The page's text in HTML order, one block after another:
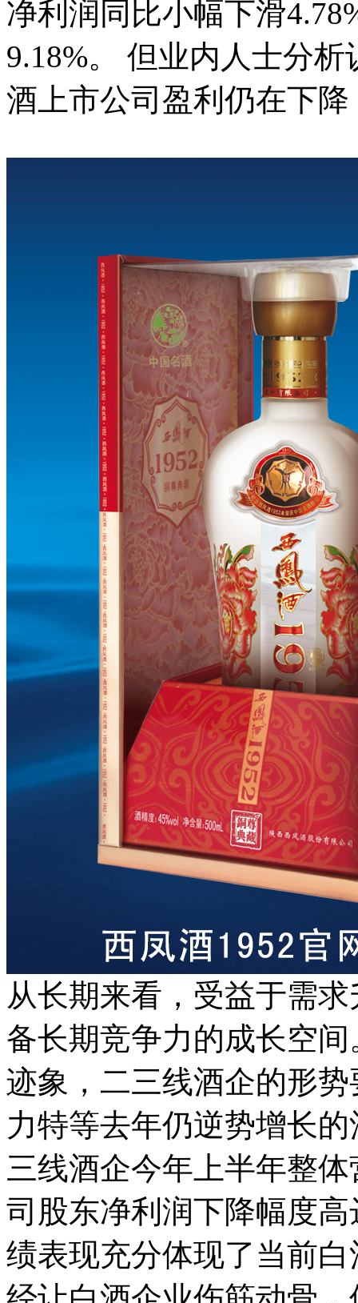
净利润同比小幅下滑
9.18%。 但业内人士分
酒上市公司盈利仍在下
从长期来看，受益于需
备长期竞争力的成长空
迹象，二三线酒企的形
力特等去年仍逆势增长
三线酒企今年上半年整
司股东净利润下降幅度
绩表现充分体现了当前